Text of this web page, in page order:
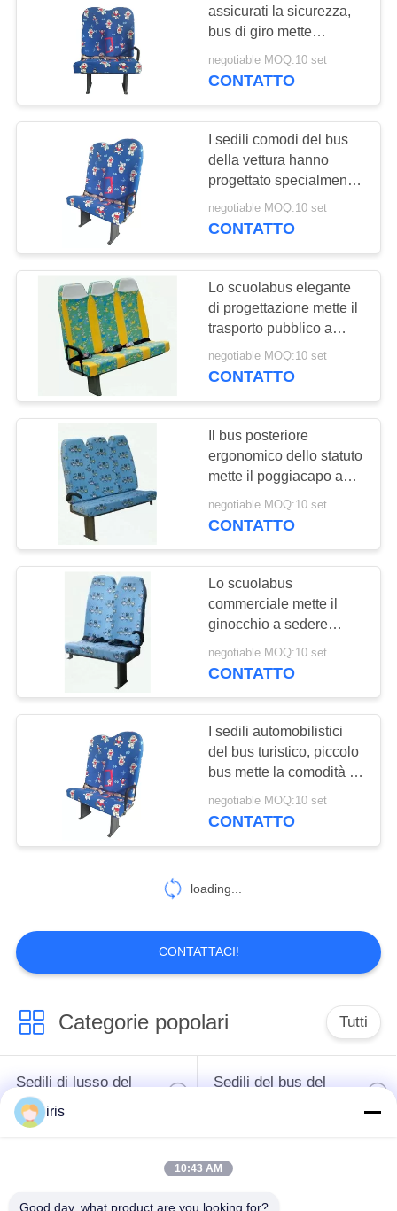
PRIVACY
POLICY
disposizione dei
posti a sedere
commerciale del
teatro
Sedili del bus di
Hiace
12
Bus piegante Seat
37
Sedili dello
scuolabus
Sedili di plastica del
18
Sedili del
passeggero del bus
22
assicurati la sicurezza,
bus di giro mette
Comfortability a sedere
di guida eccellente
negotiable MOQ:10 set
CONTATTO
I sedili comodi del bus
della vettura hanno
progettato specialmente
rispettoso dell'ambiente
negotiable MOQ:10 set
CONTATTO
Lo scuolabus elegante
di progettazione mette il
trasporto pubblico a
sedere dell'alto cuscino
resiliente
negotiable MOQ:10 set
CONTATTO
Il bus posteriore
ergonomico dello statuto
mette il poggiacapo a
sedere eccellente di
norma di elasticità
negotiable MOQ:10 set
CONTATTO
Lo scuolabus
commerciale mette il
ginocchio a sedere
meccanico del Recliner -
progettazione del
negotiable MOQ:10 set
CONTATTO
I sedili automobilistici
del bus turistico, piccolo
bus mette la comodità a
sedere straordinaria
popolare
negotiable MOQ:10 set
CONTATTO
loading...
CONTATTACI!
Categorie popolari Tutti
Sedili di lusso del
bus
Sedili del bus del
Seat
iris
10:43 AM
Good day, what product are you looking for?